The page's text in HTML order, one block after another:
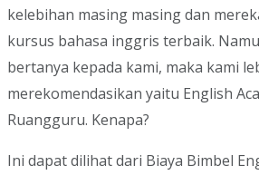
kelebihan masing masing dan
kursus bahasa inggris terbaik.
bertanya kepada kami, maka kami
merekomendasikan yaitu English
Ruangguru. Kenapa?
Ini dapat dilihat dari Biaya Bimbel